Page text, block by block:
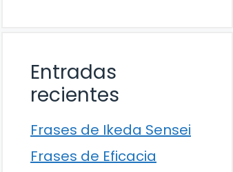
Entradas
recientes
Frases de Ikeda Sensei
Frases de Eficacia